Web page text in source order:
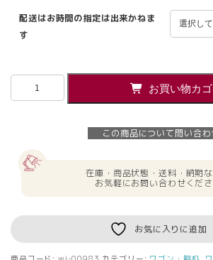
配送はお時間の指定は出来かねま
す
オ
段
サ
お買い物カ
この商品について問い合わ
在庫・商品状態・送料・納期な
お気軽にお問い合わせくだ
お気に入りに追加